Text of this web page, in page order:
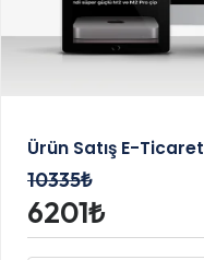
Ürün Satış E-
10335₺
6201₺